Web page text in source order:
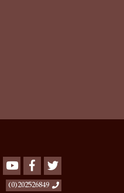
Youtube Facebook
202526849(0)